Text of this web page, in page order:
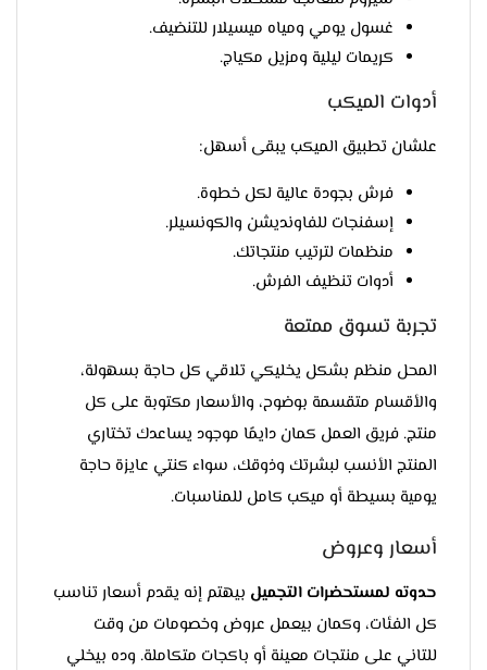
غسول يومي ومياه ميسيلار للتنضيف.
كريمات ليلية ومزيل مكياج.
أدوات الميكب
علشان تطبيق الميكب يبقى أسهل:
فرش بجودة عالية لكل خطوة.
إسفنجات للفاونديشن والكونسيلر.
منظمات لترتيب منتجاتك.
أدوات تنظيف الفرش.
تجربة تسوق ممتعة
المحل منظم بشكل يخليكي تلاقي كل حاجة بسهولة،
والأقسام متقسمة بوضوح، والأسعار مكتوبة على كل
منتج. فريق العمل كمان دايمًا موجود يساعدك تختاري
المنتج الأنسب لبشرتك وذوقك، سواء كنتي عايزة حاجة
يومية بسيطة أو ميكب كامل للمناسبات.
أسعار وعروض
حدوته لمستحضرات التجميل بيهتم إنه يقدم أسعار تناسب
كل الفئات، وكمان بيعمل عروض وخصومات من وقت
للتاني على منتجات معينة أو باكجات متكاملة. وده بيخلي